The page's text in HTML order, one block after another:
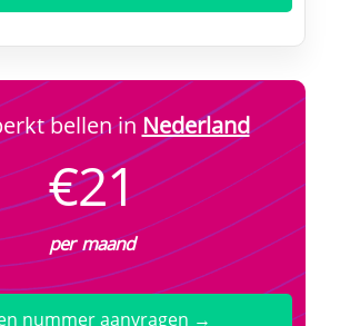
bellen inNederland
€21
per maand
nummer aanvragen →